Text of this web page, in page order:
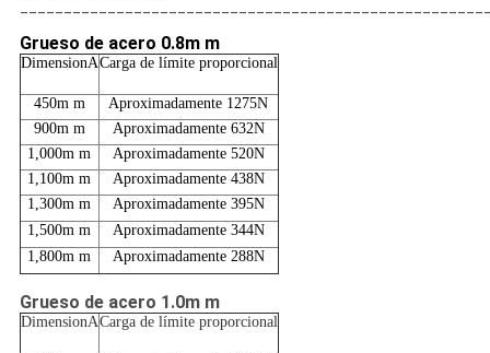
Grueso de acero 0.8m m
DimensionACarga de límite proporcional
450m m
Aproximadamente 1275N
900m m
Aproximadamente 632N
1,000m m
Aproximadamente 520N
1,100m m
Aproximadamente 438N
1,300m m
Aproximadamente 395N
1,500m m
Aproximadamente 344N
1,800m m
Aproximadamente 288N
Grueso de acero 1.0m m
DimensionACarga de límite proporcional